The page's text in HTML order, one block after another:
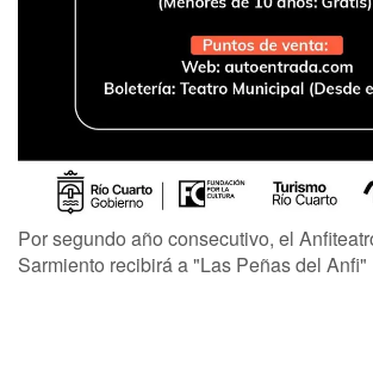
Por segundo año consecutivo, el
Sarmiento recibirá a "Las Peñas del Anfi"